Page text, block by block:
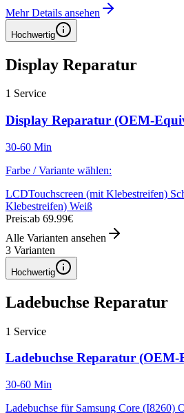
Mehr Details ansehen
Hochwertig
Display Reparatur
1 Service
Display Reparatur (OEM-
30-60 Min
Farbe / Variante wählen:
LCDTouchscreen (mit Klebestreifen)
Klebestreifen) Weiß
Preis:ab 69.99€
Alle Varianten ansehen
3 Varianten
Hochwertig
Ladebuchse Reparatur
1 Service
Ladebuchse Reparatur (OEM-
30-60 Min
Ladebuchse für Samsung Core (I8260)